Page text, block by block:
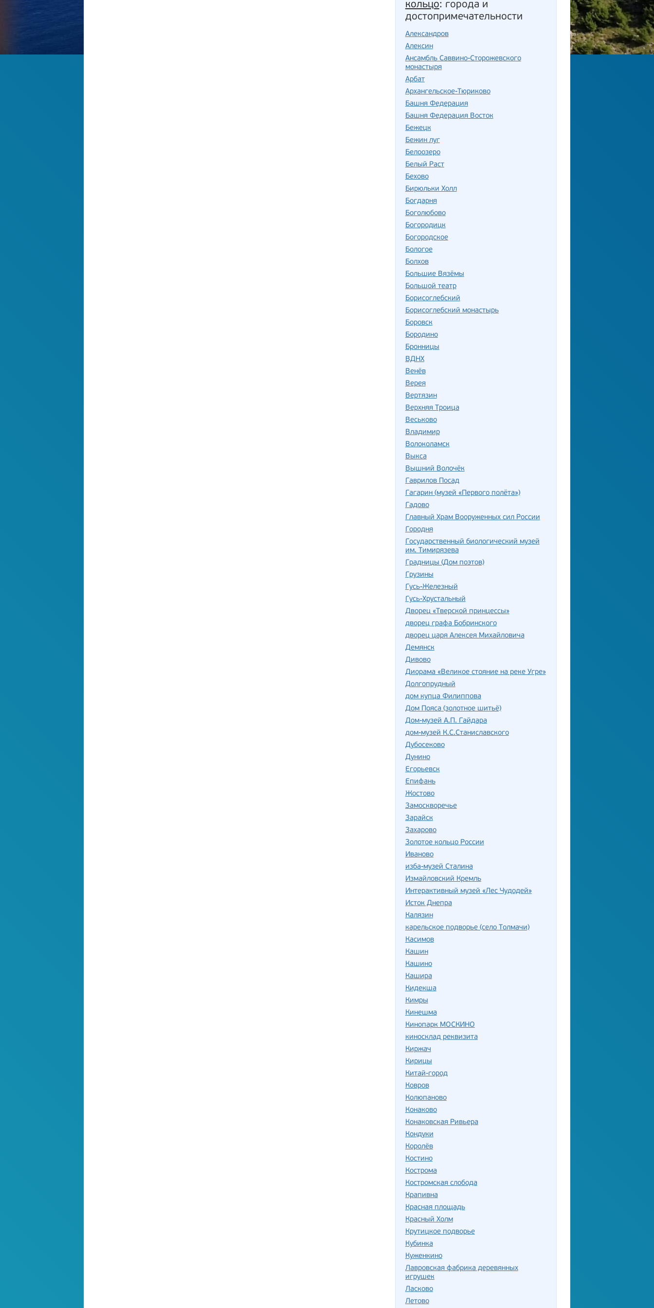
кольцо: города и
достопримечательности
Александров
Алексин
Ансамбль Саввино-Сторожевского
монастыря
Арбат
Архангельское-Тюриково
Башня Федерация
Башня Федерация Восток
Бежецк
Бежин луг
Белоозеро
Белый Раст
Бехово
Бирюльки Холл
Богдарня
Боголюбово
Богородицк
Богородское
Бологое
Болхов
Большие Вязёмы
Большой театр
Борисоглебский
Борисоглебский монастырь
Боровск
Бородино
Бронницы
ВДНХ
Венёв
Верея
Вертязин
Верхняя Троица
Веськово
Владимир
Волоколамск
Выкса
Вышний Волочёк
Гаврилов Посад
Гагарин (музей «Первого полёта»)
Гадово
Главный Храм Вооруженных сил России
Городня
Государственный биологический музей
им. Тимирязева
Градницы (Дом поэтов)
Грузины
Гусь-Железный
Гусь-Хрустальный
Дворец «Тверской принцессы»
дворец графа Бобринского
дворец царя Алексея Михайловича
Демянск
Дивово
Диорама «Великое стояние на реке Угре»
Долгопрудный
дом купца Филиппова
Дом Пояса (золотное шитьё)
Дом-музей А.П. Гайдара
дом-музей К.С.Станиславского
Дубосеково
Дунино
Егорьевск
Епифань
Жостово
Замоскворечье
Зарайск
Захарово
Золотое кольцо России
Иваново
изба-музей Сталина
Измайловский Кремль
Интерактивный музей «Лес Чудодей»
Исток Днепра
Калязин
карельское подворье (село Толмачи)
Касимов
Кашин
Кашино
Кашира
Кидекша
Кимры
Кинешма
Кинопарк МОСКИНО
киносклад реквизита
Киржач
Кирицы
Китай-город
Ковров
Колюпаново
Конаково
Конаковская Ривьера
Кондуки
Королёв
Костино
Кострома
Костромская слобода
Крапивна
Красная площадь
Красный Холм
Крутицкое подворье
Кубинка
Куженкино
Лавровская фабрика деревянных
игрушек
Ласково
Летово